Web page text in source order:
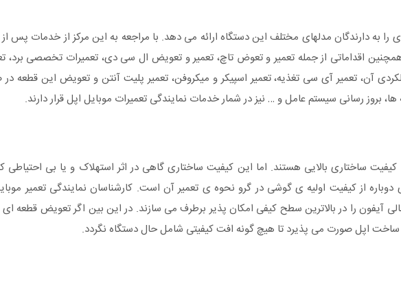
به دارندگان مدلهای مختلف این دستگاه ارائه می دهد. با مراجعه به این مرکز از خدمات پس
اقداماتی از جمله تعمیر و تعوض تاچ، تعمیر و تعویض ال سی دی، تعمیرات تخصصی برد،
آن، تعمیر آی سی تغذیه، تعمیر اسپیکر و میکروفن، تعمیر پلیت آنتن و تعویض این قطعه
بروز رسانی سیستم عامل و … نیز در شمار خدمات نمایندگی تعمیرات موبایل اپل قرار دارند.
ساختاری بالایی هستند. اما این کیفیت ساختاری گاهی در اثر استهلاک و یا بی احتیاطی
از کیفیت اولیه ی گوشی در گرو نحوه ی تعمیر آن است. کارشناسان نمایندگی تعمیر
آیفون را در بالاترین سطح کیفی امکان پذیر برطرف می سازند. در این بین اگر تعویض قطعه
ساخت اپل صورت می پذیرد تا هیچ گونه افت کیفیتی شامل حال دستگاه نگردد.